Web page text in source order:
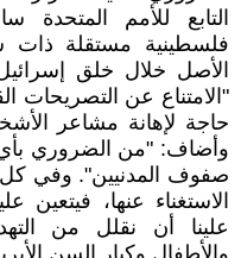
التابع للأمم المتحدة
فلسطينية مستقلة ذات
الأصل خلال خلق
"الامتناع عن التصريحات
حاجة لإهانة مشاعر
وأضاف: "من الضروري
صفوف المدنيين". وفي كل
الاستغناء عنها، فيتعين
علينا أن نقلل من